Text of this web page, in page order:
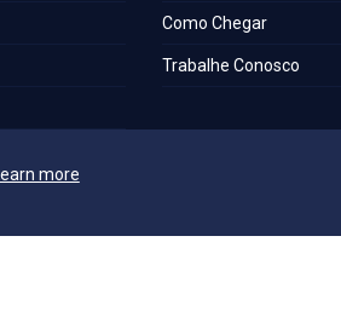
more
Como Chegar
Trabalhe Conosco